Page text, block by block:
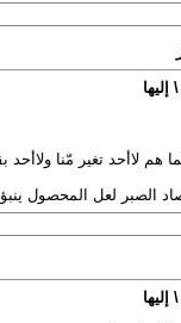
هم لاأحد تغير مّنا
لعل المحصول